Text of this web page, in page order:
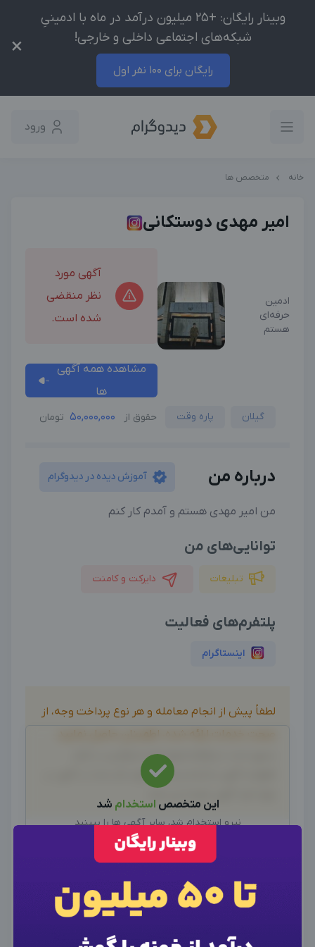
وبینار رایگان: +25 میلیون درآمد در ماه با ادمینیِ
شبکه‌های اجتماعی داخلی و خارجی!
رایگان برای 100 نفر اول
×
ورود
خانه متخصص ها
امیر مهدی دوستکانی
ادمین
حرفه‌ای
هستم
آگهی مورد
نظر منقضی
شده است.
مشاهده همه آگهی
ها
گیلان پاره وقت حقوق از 50,000,000 تومان
درباره من آموزش دیده در دیدوگرام
من امیر مهدی هستم و آمدم کار کنم
توانایی‌های من
تبلیغات دایرکت و کامنت
پلتفرم‌های فعالیت
اینستاگرام
لطفاً پیش از انجام معامله و هر نوع پرداخت وجه، از
بدیهی است دیدوگرام هیچ نوع مسئولیتی در قبال
اظهارات آگهی نداشته و صحت موارد ذکر شده در آگهی، بر
این متخصص استخدام شد
نیرو استخدام شد، سایر آگهی ها را ببینید
سایر متخصصین
دوستکانی" را با ما به اشتراک بگذارید
خواهشمندیم برای ارتباط با ادمین از طریق واتساپ یا
تماس تلفنی اقدام کنید، این بخش برای درج تجربه
اطلاعات تماس
ورود به حساب کاربری
شماره موبایل خود را وارد کنید
وارد حساب کاربری شوید